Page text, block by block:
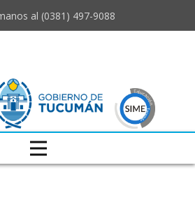
al (0381) ​497-9088